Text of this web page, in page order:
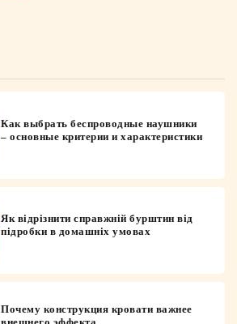
Как выбрать беспроводные наушники
– основные критерии и характеристики
Як відрізнити справжній бурштин від
підробки в домашніх умовах
Почему конструкция кровати важнее